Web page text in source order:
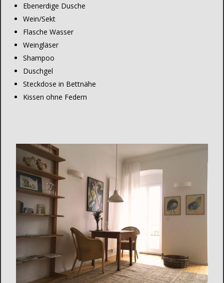
Ebenerdige Dusche
Wein/Sekt
Flasche Wasser
Weingläser
Shampoo
Duschgel
Steckdose in Bettnähe
Kissen ohne Federn